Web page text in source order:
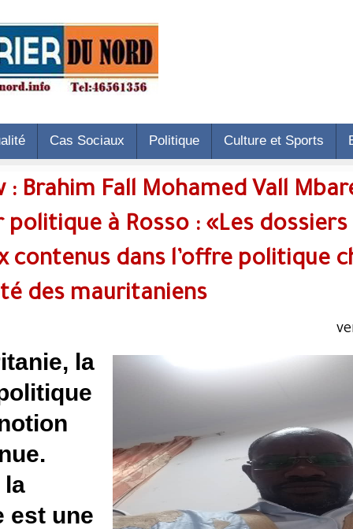
Accueil Actualité Cas Sociaux Politique
Interview : Brahim Fall
et acteur politique à Rosso :
sont ceux contenus dans
majorité des mauritaniens. »
En Mauritanie, la
rentrée politique
est une notion
peu connue.
Puisque la
politique est une